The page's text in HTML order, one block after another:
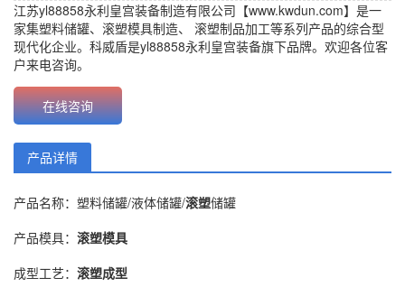
江苏yl88858永利皇宫装备制造有限公司【www.kwdun.com】是一
家集塑料储罐、 滚塑模具制造、 滚塑制品加工等系列产品的综合型
现代化企业。科威盾是yl88858永利皇宫装备旗下品牌。欢迎各位客
户来电咨询。
在线咨询
产品详情
产品名称：塑料储罐/液体储罐/滚塑储罐
产品模具： 滚塑模具
成型工艺： 滚塑成型